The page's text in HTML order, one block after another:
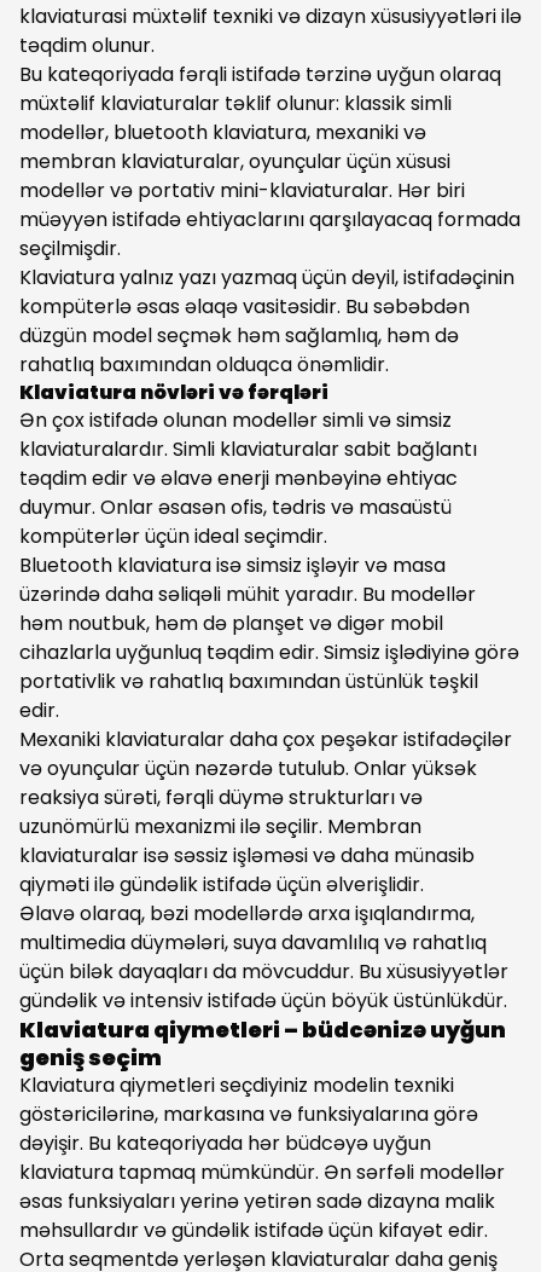
klaviaturasi müxtəlif texniki və dizayn xüsusiyyətləri ilə
təqdim olunur.
Bu kateqoriyada fərqli istifadə tərzinə uyğun olaraq
müxtəlif klaviaturalar təklif olunur: klassik simli
modellər, bluetooth klaviatura, mexaniki və
membran klaviaturalar, oyunçular üçün xüsusi
modellər və portativ mini-klaviaturalar. Hər biri
müəyyən istifadə ehtiyaclarını qarşılayacaq formada
seçilmişdir.
Klaviatura yalnız yazı yazmaq üçün deyil, istifadəçinin
kompüterlə əsas əlaqə vasitəsidir. Bu səbəbdən
düzgün model seçmək həm sağlamlıq, həm də
rahatlıq baxımından olduqca önəmlidir.
Klaviatura növləri və fərqləri
Ən çox istifadə olunan modellər simli və simsiz
klaviaturalardır. Simli klaviaturalar sabit bağlantı
təqdim edir və əlavə enerji mənbəyinə ehtiyac
duymur. Onlar əsasən ofis, tədris və masaüstü
kompüterlər üçün ideal seçimdir.
Bluetooth klaviatura isə simsiz işləyir və masa
üzərində daha səliqəli mühit yaradır. Bu modellər
həm noutbuk, həm də planşet və digər mobil
cihazlarla uyğunluq təqdim edir. Simsiz işlədiyinə görə
portativlik və rahatlıq baxımından üstünlük təşkil
edir.
Mexaniki klaviaturalar daha çox peşəkar istifadəçilər
və oyunçular üçün nəzərdə tutulub. Onlar yüksək
reaksiya sürəti, fərqli düymə strukturları və
uzunömürlü mexanizmi ilə seçilir. Membran
klaviaturalar isə səssiz işləməsi və daha münasib
qiyməti ilə gündəlik istifadə üçün əlverişlidir.
Əlavə olaraq, bəzi modellərdə arxa işıqlandırma,
multimedia düymələri, suya davamlılıq və rahatlıq
üçün bilək dayaqları da mövcuddur. Bu xüsusiyyətlər
gündəlik və intensiv istifadə üçün böyük üstünlükdür.
Klaviatura qiymetleri – büdcənizə uyğun
geniş seçim
Klaviatura qiymetleri seçdiyiniz modelin texniki
göstəricilərinə, markasına və funksiyalarına görə
dəyişir. Bu kateqoriyada hər büdcəyə uyğun
klaviatura tapmaq mümkündür. Ən sərfəli modellər
əsas funksiyaları yerinə yetirən sadə dizayna malik
məhsullardır və gündəlik istifadə üçün kifayət edir.
Orta seqmentdə yerləşən klaviaturalar daha geniş